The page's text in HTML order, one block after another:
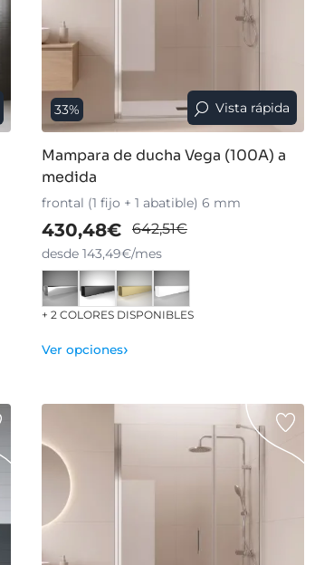
33% Vista rápida
Mampara de ducha Vega (100A) a
medida
frontal (1 fijo + 1 abatible) 6 mm
430,48€ 642,51€
desde 143,49€/mes
+ 2 COLORES DISPONIBLES
Ver opciones›